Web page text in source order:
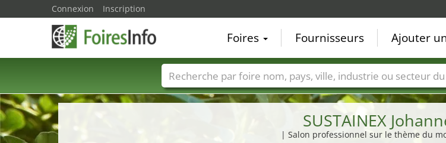
SUSTAINEX
| Salon professionnel sur le thème du
Connexion Inscription
Foires Fournisseurs Ajouter
Foire noms Pays Villes Secteurs de foire Secteurs